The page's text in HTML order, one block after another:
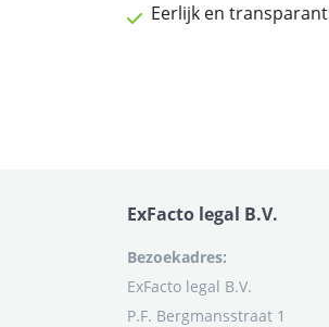
Eerlijk en transparant
ExFacto legal B.V.
Bezoekadres:
ExFacto legal B.V.
P.F. Bergmansstraat 1